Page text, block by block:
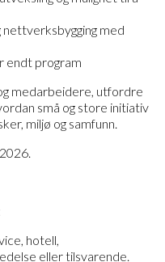
med
endt program
medarbeidere, utfordre
små og store initiativ
miljø og samfunn.
hotell,
eller tilsvarende.